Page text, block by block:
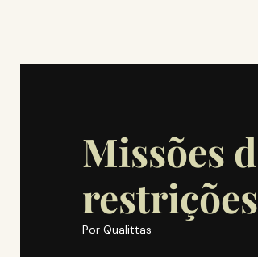
Missões
Por Qualittas